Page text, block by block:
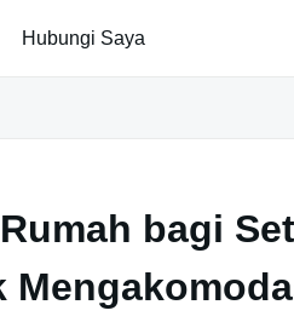
Hubungi Saya
bagi